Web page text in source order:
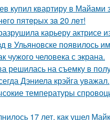
купил квартиру в Майами
пятepых зa 20 лeт!
карьеру
в Ульяновске появилось
чужого человека с экрана.
решилась на съемку в
Дэниела крэйга уважал.
температуры
17 лет, как ушел